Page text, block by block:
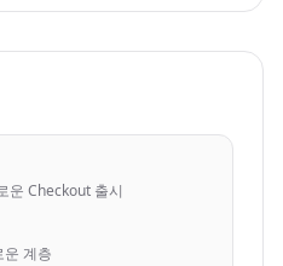
운 Checkout 출시
운 계층